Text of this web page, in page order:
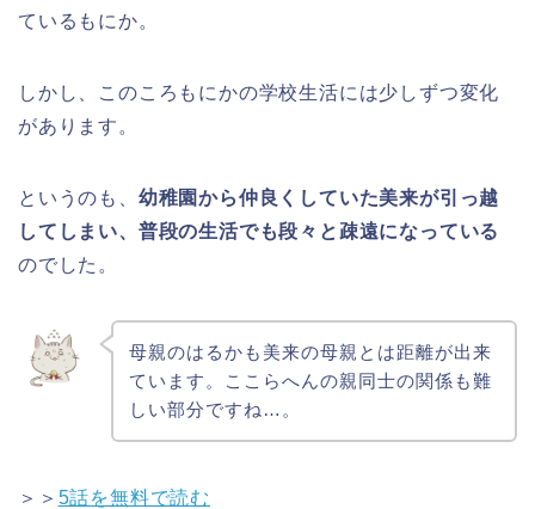
ているもにか。
しかし、このころもにかの学校生活には少しずつ変化
があります。
というのも、 幼稚園から仲良くしていた美来が引っ越
してしまい、普段の生活でも段々と疎遠になっている
のでした。
母親のはるかも美来の母親とは距離が出来
ています。ここらへんの親同士の関係も難
しい部分ですね…。
＞＞ 5話を無料で読む